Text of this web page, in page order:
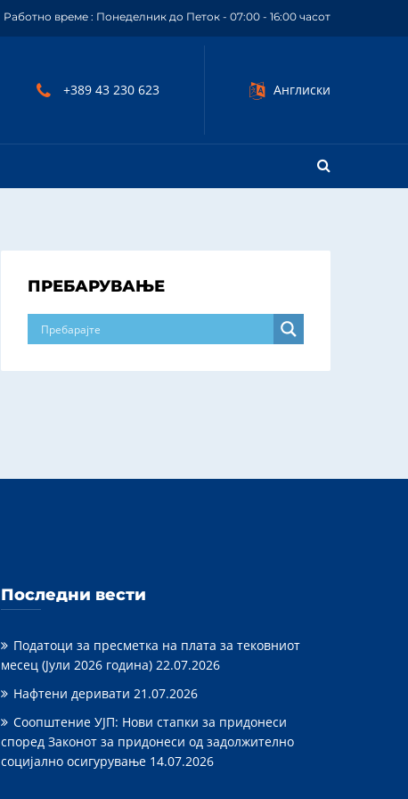
Работно време : Понеделник до Петок - 07:00 - 16:00 часот
+389 43 230 623 Англиски
ПРЕБАРУВАЊЕ
Последни вести
Податоци за пресметка на плата за тековниот
месец (Јули 2026 година) 22.07.2026
Нафтени деривати 21.07.2026
Соопштение УЈП: Нови стапки за придонеси
според Законот за придонеси од задолжително
социјално осигурување 14.07.2026